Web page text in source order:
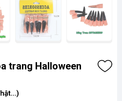
trang Halloween